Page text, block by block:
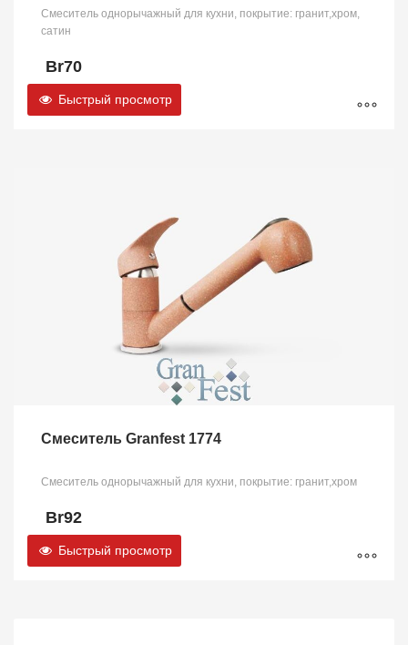
Смеситель однорычажный для кухни, покрытие: гранит,хром,
сатин
Br70
Быстрый просмотр
Смеситель Granfest 1774
Смеситель однорычажный для кухни, покрытие: гранит,хром
Br92
Быстрый просмотр